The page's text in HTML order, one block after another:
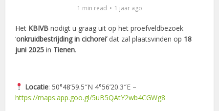
1 min read 1 jaar ago
Het KBIVB nodigt u graag uit op het proefveldbezoek
‘onkruidbestrijding in cichorei’ dat zal plaatsvinden op 18
juni 2025 in Tienen.
Locatie: 50°48’59.5″N 4°56’20.3″E –
https://maps.app.goo.gl/5uB5QAtY2wb4CGWg8